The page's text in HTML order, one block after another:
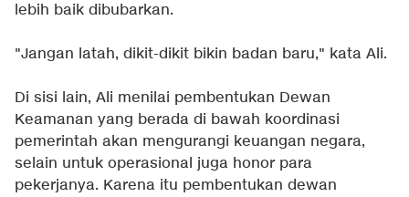
lebih baik dibubarkan.
"Jangan latah, dikit-dikit bikin badan baru," kata Ali.
Di sisi lain, Ali menilai pembentukan Dewan
Keamanan yang berada di bawah koordinasi
pemerintah akan mengurangi keuangan negara,
selain untuk operasional juga honor para
pekerjanya. Karena itu pembentukan dewan